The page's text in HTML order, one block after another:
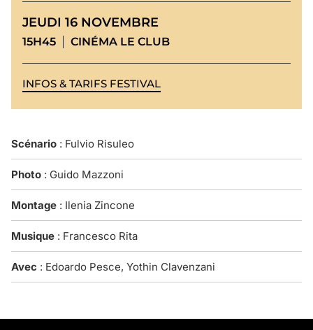
JEUDI 16 NOVEMBRE
15H45 CINÉMA LE CLUB
INFOS & TARIFS FESTIVAL
Scénario : Fulvio Risuleo
Photo : Guido Mazzoni
Montage : Ilenia Zincone
Musique : Francesco Rita
Avec : Edoardo Pesce, Yothin Clavenzani